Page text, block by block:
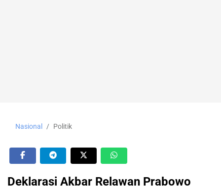
Nasional Politik
Deklarasi Akbar Relawan Prabowo